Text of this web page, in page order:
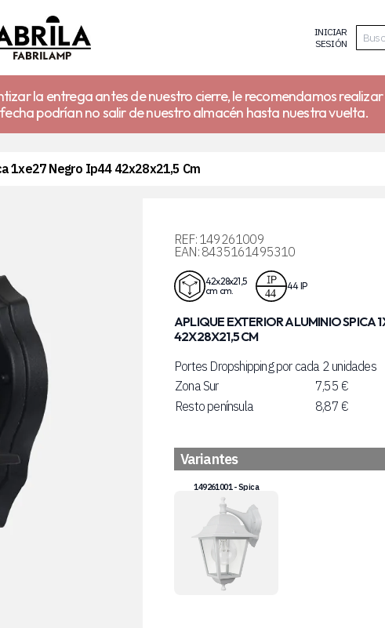
INICIAR
SESIÓN
la entrega antes de nuestro cierre, le recomendamos
podrían no salir de nuestro almacén hasta nuestra vuelta.
1xe27 Negro Ip44 42x28x21,5 Cm
REF: 149261009
EAN: 8435161495310
42x28x21,5
cm cm.
44 IP
APLIQUE EXTERIOR ALUMINIO SPICA
42X28X21,5 CM
Portes Dropshipping por cada 2 unidades
Zona Sur
7,55 €
Resto península
8,87 €
Variantes
149261001 - Spica